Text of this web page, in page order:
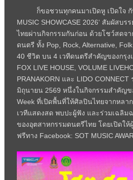
ก็ขอชวนทุกคนมาเปิดหู เปิดใจ
MUSIC SHOWCASE 2026‘ สัมผัสบร
ไทยผ่านกิจกรรมกันก่อน ด้วยโชว์สดจ
ดนตรี ทั้ง Pop, Rock, Alternative, Folk
40 ชีวิต บน 4 เวทีดนตรีสำคัญของกรุง
FOX LIVE HOUSE, VOLUME
PRANAKORN และ LIDO CONNECT
มิถุนายน 2569 หนึ่งในกิจกรรมสำคัญข
Week ที่เปิดพื้นที่ให้ศิลปินไทยจากหลา
เวทีแสดงสด พบปะผู้ฟัง และร่วมเฉลิม
ของอุตสาหกรรมดนตรีไทย โดยเปิดให้
ฟรีทาง Facebook: SOT MUSIC